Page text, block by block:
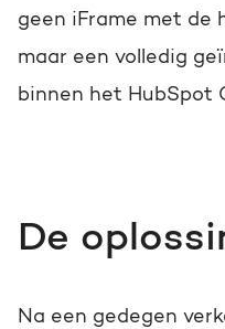
geen iFrame met de
maar een volledig
binnen het HubSpot
De
Na een gedegen